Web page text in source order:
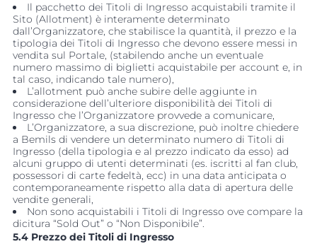
Il pacchetto dei Titoli di Ingresso acquistabili tramite il
Sito (Allotment) è interamente determinato
dall’Organizzatore, che stabilisce la quantità, il prezzo e la
tipologia dei Titoli di Ingresso che devono essere messi in
vendita sul Portale, (stabilendo anche un eventuale
numero massimo di biglietti acquistabile per account e, in
tal caso, indicando tale numero),
L’allotment può anche subire delle aggiunte in
considerazione dell’ulteriore disponibilità dei Titoli di
Ingresso che l’Organizzatore provvede a comunicare,
L’Organizzatore, a sua discrezione, può inoltre chiedere
a Bemils di vendere un determinato numero di Titoli di
Ingresso (della tipologia e al prezzo indicato da esso) ad
alcuni gruppo di utenti determinati (es. iscritti al fan club,
possessori di carte fedeltà, ecc) in una data anticipata o
contemporaneamente rispetto alla data di apertura delle
vendite generali,
Non sono acquistabili i Titoli di Ingresso ove compare la
dicitura “Sold Out” o “Non Disponibile”.
5.4 Prezzo dei Titoli di Ingresso